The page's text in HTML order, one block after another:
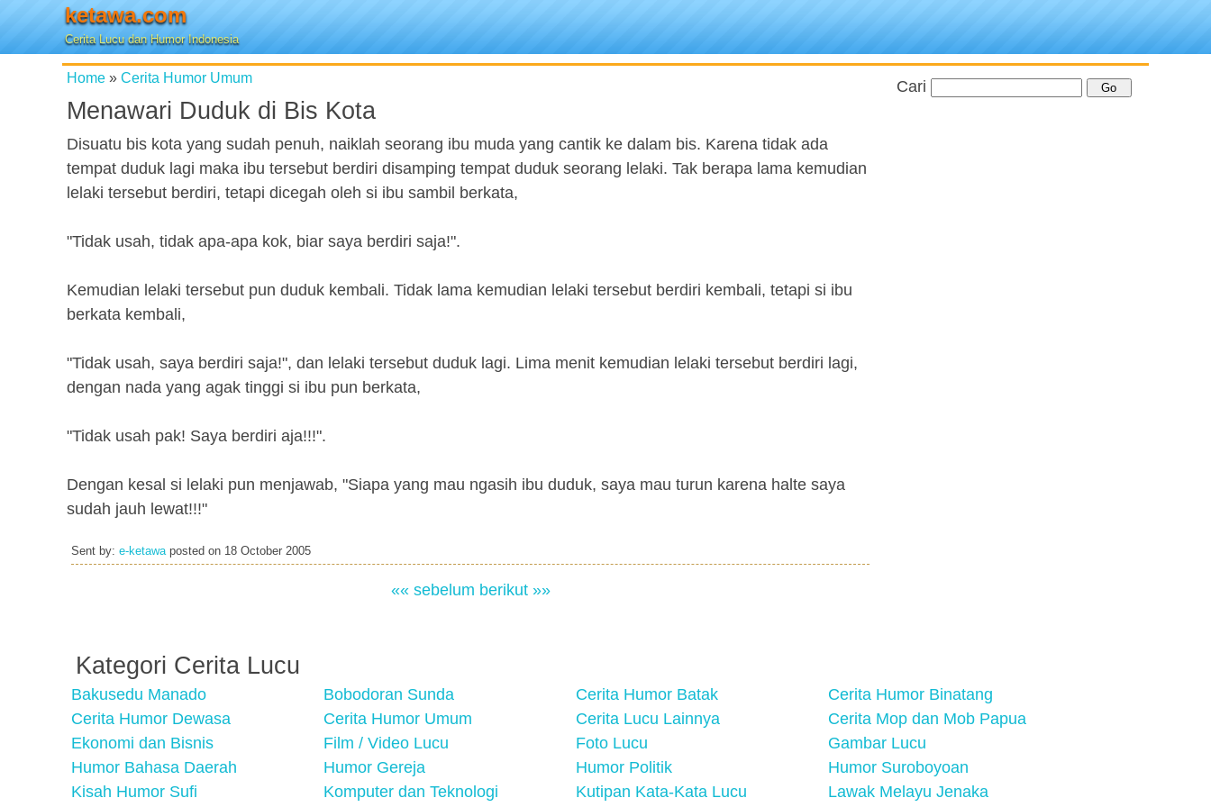
ketawa.com
Cerita Lucu dan Humor Indonesia
Home » Cerita Humor Umum
Menawari Duduk di Bis Kota
Disuatu bis kota yang sudah penuh, naiklah seorang ibu muda yang cantik ke dalam bis. Karena tidak ada
tempat duduk lagi maka ibu tersebut berdiri disamping tempat duduk seorang lelaki. Tak berapa lama kemudian
lelaki tersebut berdiri, tetapi dicegah oleh si ibu sambil berkata,
"Tidak usah, tidak apa-apa kok, biar saya berdiri saja!".
Kemudian lelaki tersebut pun duduk kembali. Tidak lama kemudian lelaki tersebut berdiri kembali, tetapi si ibu
berkata kembali,
"Tidak usah, saya berdiri saja!", dan lelaki tersebut duduk lagi. Lima menit kemudian lelaki tersebut berdiri lagi,
dengan nada yang agak tinggi si ibu pun berkata,
"Tidak usah pak! Saya berdiri aja!!!".
Dengan kesal si lelaki pun menjawab, "Siapa yang mau ngasih ibu duduk, saya mau turun karena halte saya
sudah jauh lewat!!!"
Sent by: e-ketawaposted on 18 October 2005
«« sebelum berikut »»
Cari
Kategori Cerita Lucu
Bakusedu Manado Bobodoran Sunda Cerita Humor Batak
Cerita Humor Binatang
Cerita Humor Dewasa
Cerita Humor Umum Cerita Lucu Lainnya
Cerita Mop dan Mob Papua
Ekonomi dan Bisnis
Film / Video Lucu Foto Lucu
Gambar Lucu
Humor Bahasa Daerah
Humor Gereja Humor Politik
Humor Suroboyoan
Kisah Humor Sufi
Komputer dan Teknologi Kutipan Kata-Kata Lucu Lawak Melayu Jenaka